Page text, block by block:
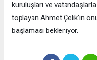
kuruluşları ve
toplayan Ahmet Çelik'in
başlaması bekleniyor.